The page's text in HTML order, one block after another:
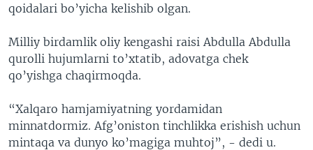
qoidalari bo’yicha kelishib olgan.
Milliy birdamlik oliy kengashi raisi Abdulla Abdulla
qurolli hujumlarni to’xtatib, adovatga chek
qo’yishga chaqirmoqda.
“Xalqaro hamjamiyatning yordamidan
minnatdormiz. Afg’oniston tinchlikka erishish uchun
mintaqa va dunyo ko’magiga muhtoj”, - dedi u.